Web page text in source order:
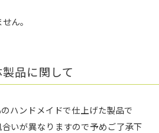
ん。
品に関して
ハンドメイドで仕上げた製品で
いが異なりますので予めご了承下